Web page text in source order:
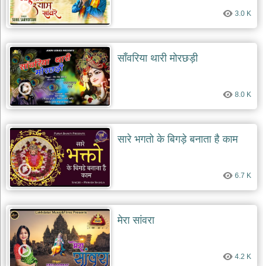
3.0 K
साँवरिया थारी मोरछड़ी
8.0 K
सारे भगतो के बिगड़े बनाता है काम
6.7 K
मेरा सांवरा
4.2 K